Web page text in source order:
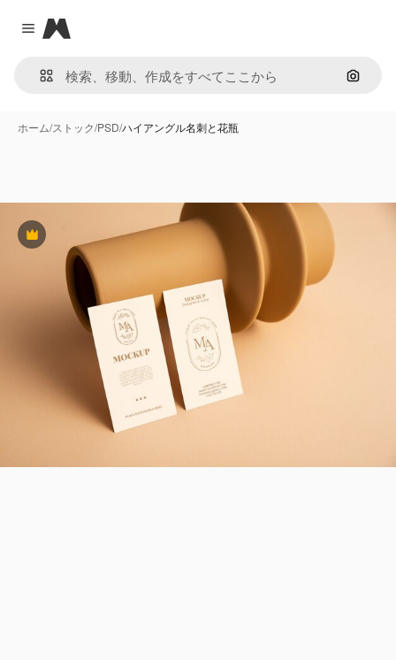
Close menu
Magnific
画像で
ホーム/ストック/PSD/ハイアングル名刺と花瓶
Premium